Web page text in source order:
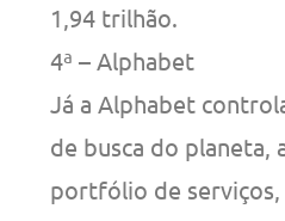
1,94 trilhão.
4ª – Alphabet
Já a Alphabet
de busca do planeta,
portfólio de